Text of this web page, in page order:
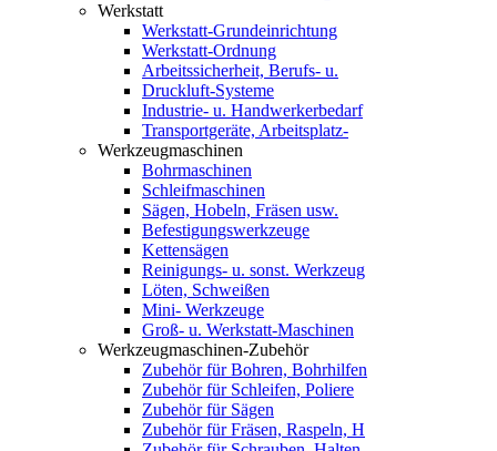
Werkstatt
Werkstatt-Grundeinrichtung
Werkstatt-Ordnung
Arbeitssicherheit, Berufs- u.
Druckluft-Systeme
Industrie- u. Handwerkerbedarf
Transportgeräte, Arbeitsplatz-
Werkzeugmaschinen
Bohrmaschinen
Schleifmaschinen
Sägen, Hobeln, Fräsen usw.
Befestigungswerkzeuge
Kettensägen
Reinigungs- u. sonst. Werkzeug
Löten, Schweißen
Mini- Werkzeuge
Groß- u. Werkstatt-Maschinen
Werkzeugmaschinen-Zubehör
Zubehör für Bohren, Bohrhilfen
Zubehör für Schleifen, Poliere
Zubehör für Sägen
Zubehör für Fräsen, Raspeln, H